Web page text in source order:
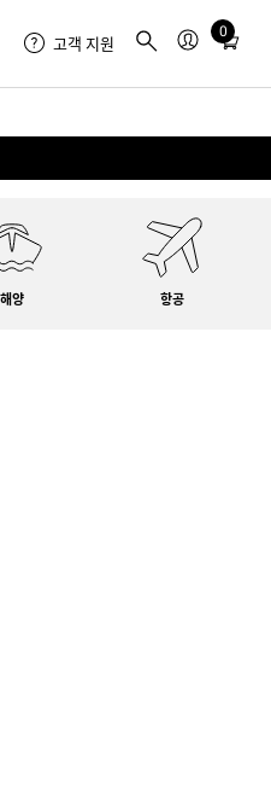
고객 지원
0
Total
in
해양 항공